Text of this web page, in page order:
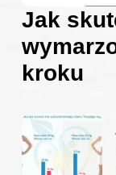
Jak
kroku